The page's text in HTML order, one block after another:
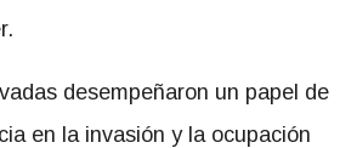
desempeñaron un papel de
en la invasión y la ocupación